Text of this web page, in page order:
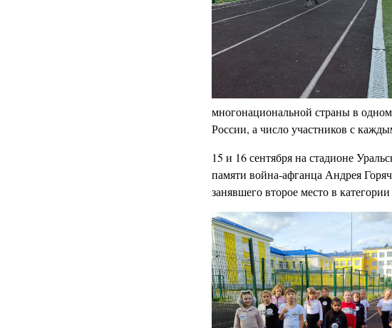
многонациональной страны в
России, а число участников с
15 и 16 сентября на стадионе
памяти война-афганца Андрея
занявшего второе место в